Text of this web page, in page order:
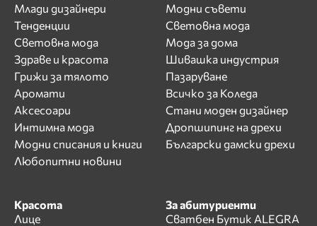
Млади дизайнери
Тенденции
Световна мода
Здраве и красота
Грижи за тялото
Аромати
Аксесоари
Интимна мода
Модни списания и книги
Любопитни новини
Модни съвети
Световна мода
Мода за дома
Шивашка индустрия
Пазаруване
Всичко за Коледа
Стани моден дизайнер
Дропшипинг на дрехи
Български дамски дрехи
Красота
Лице
За абитуриенти
Сватбен Бутик ALEGRA